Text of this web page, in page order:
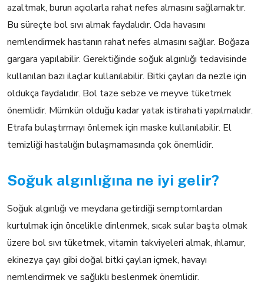
azaltmak, burun açıcılarla rahat nefes almasını sağlamaktır.
Bu süreçte bol sıvı almak faydalıdır. Oda havasını
nemlendirmek hastanın rahat nefes almasını sağlar. Boğaza
gargara yapılabilir. Gerektiğinde soğuk algınlığı tedavisinde
kullanılan bazı ilaçlar kullanılabilir. Bitki çayları da nezle için
oldukça faydalıdır. Bol taze sebze ve meyve tüketmek
önemlidir. Mümkün olduğu kadar yatak istirahati yapılmalıdır.
Etrafa bulaştırmayı önlemek için maske kullanılabilir. El
temizliği hastalığın bulaşmamasında çok önemlidir.
Soğuk algınlığına ne iyi gelir?
Soğuk algınlığı ve meydana getirdiği semptomlardan
kurtulmak için öncelikle dinlenmek, sıcak sular başta olmak
üzere bol sıvı tüketmek, vitamin takviyeleri almak, ıhlamur,
ekinezya çayı gibi doğal bitki çayları içmek, havayı
nemlendirmek ve sağlıklı beslenmek önemlidir.